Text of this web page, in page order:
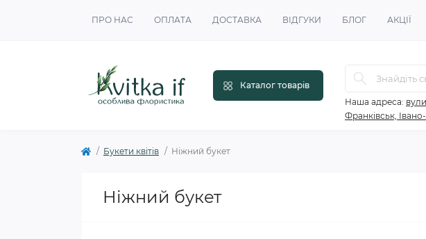
ПРО НАС ОПЛАТА ДОСТАВКА ВІДГУКИ БЛОГ АКЦІЇ
Каталог товарів
Наша адреса:
Франківськ,
Букети квітів Ніжний букет
Ніжний букет